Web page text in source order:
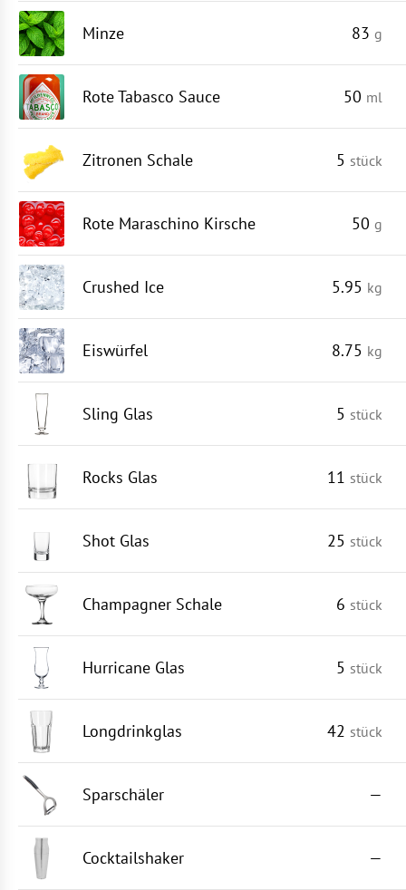
Minze 83 g
Rote Tabasco Sauce 50 ml
Zitronen Schale 5 stück
Rote Maraschino Kirsche 50 g
Crushed Ice 5.95 kg
Eiswürfel 8.75 kg
Sling Glas 5 stück
Rocks Glas 11 stück
Shot Glas 25 stück
Champagner Schale 6 stück
Hurricane Glas 5 stück
Longdrinkglas 42 stück
Sparschäler —
Cocktailshaker —